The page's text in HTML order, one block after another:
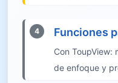
4 Funciones
Con ToupView:
de enfoque y